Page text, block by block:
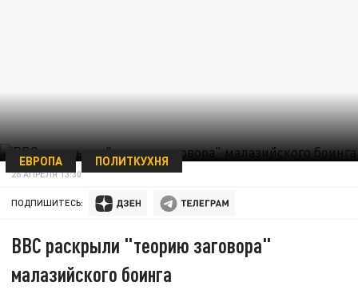
ЕВРОПА ПОЛИТКУХНЯ
26 АПРЕЛЯ 13:30
ПОДПИШИТЕСЬ:
BBC раскрыли "теорию заговора"
малазийского боинга